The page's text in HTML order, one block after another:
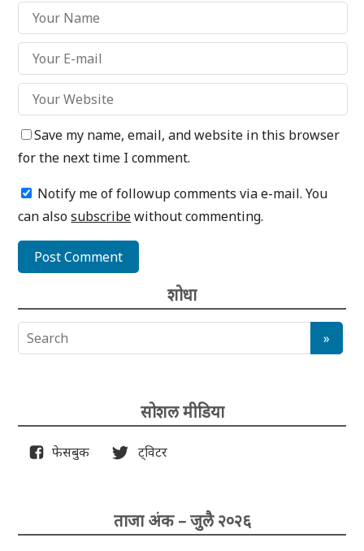
Save my name, email, and website in this browser
for the next time I comment.
Notify me of followup comments via e-mail. You
can alsosubscribewithout commenting.
शोधा
सोशल मीडिया
फेसबुक ट्विटर
ताजा अंक – जुलै २०२६